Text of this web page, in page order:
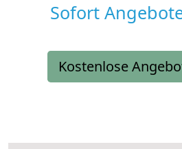
Sofort
Kostenlose